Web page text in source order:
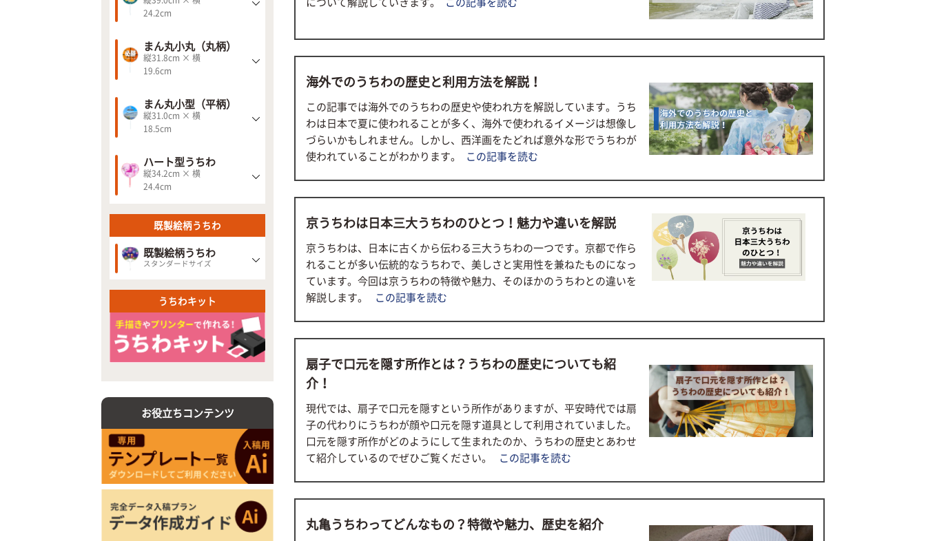
24.2cm
まん丸小丸（丸柄）
縦31.8cm × 横
19.6cm
まん丸小型（平柄）
縦31.0cm × 横
18.5cm
ハート型うちわ
縦34.2cm × 横
24.4cm
既製絵柄うちわ
既製絵柄うちわ
スタンダードサイズ
うちわキット
お役立ちコンテンツ
海外でのうちわの歴史と利用方法を解説！
この記事では海外でのうちわの歴史や使われ方を解説しています。うち
わは日本で夏に使われることが多く、海外で使われるイメージは想像し
づらいかもしれません。しかし、西洋画をたどれば意外な形でうちわが
使われていることがわかります。
この記事を読む
京うちわは日本三大うちわのひとつ！魅力や違いを解説
京うちわは、日本に古くから伝わる三大うちわの一つです。京都で作ら
れることが多い伝統的なうちわで、美しさと実用性を兼ねたものになっ
ています。今回は京うちわの特徴や魅力、そのほかのうちわとの違いを
解説します。
この記事を読む
扇子で口元を隠す所作とは？うちわの歴史についても紹
介！
現代では、扇子で口元を隠すという所作がありますが、平安時代では扇
子の代わりにうちわが顔や口元を隠す道具として利用されていました。
口元を隠す所作がどのようにして生まれたのか、うちわの歴史とあわせ
て紹介しているのでぜひご覧ください。
この記事を読む
丸亀うちわってどんなもの？特徴や魅力、歴史を紹介